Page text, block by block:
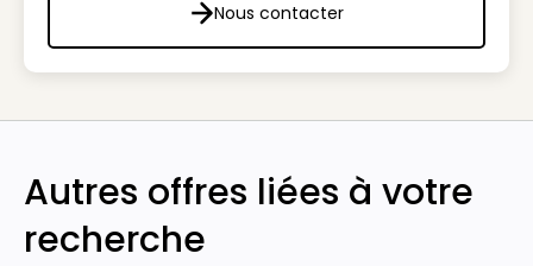
Nous contacter
Nous contacter
Autres offres liées à votre
recherche